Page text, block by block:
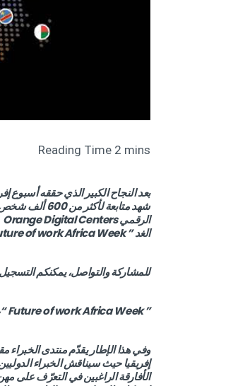
شهد متابعة
الغد ” Future of work Africa Week ” وذلك أيام 14 و 15 و 16 فيفري 2023.
للمشاركة والتواصل، يمكنكم
” Future of work Africa Week “، ندوة علمية مجانية 100٪ عبر الإنترنات
وفي هذا الإطار يقدّم منتدى
الأفارقة الراغبين في التعرّف على